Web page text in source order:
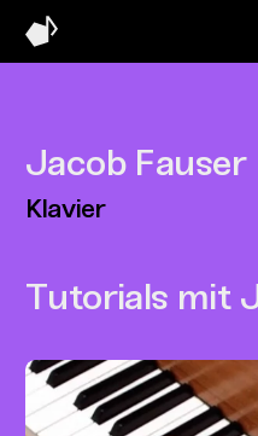
Jacob Fauser
Klavier
Tutorials mit